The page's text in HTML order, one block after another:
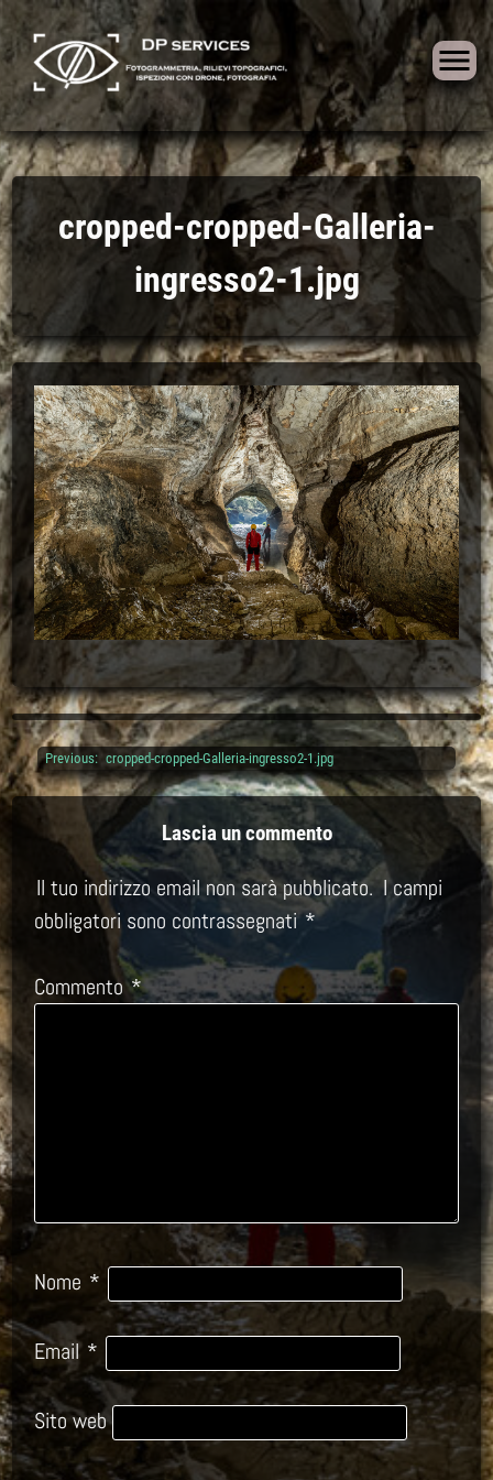
Skip
to
content
cropped-cropped-Galleria-
ingresso2-1.jpg
Navigazione
articoli
Previous: cropped-cropped-Galleria-ingresso2-1.jpg
Lascia un commento
Il tuo indirizzo email non sarà pubblicato. I campi
obbligatori sono contrassegnati*
Commento*
Nome *
Email *
Sito web